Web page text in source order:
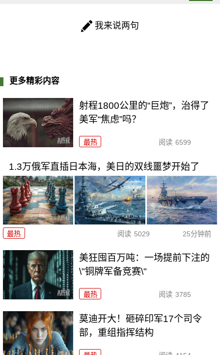
我来说两句
更多精彩内容
射程1800公里的“巨炮”，治得了
美军“焦虑”吗？
最热 阅读 6599
1.3万俄军直插日本海，美日的双线噩梦开始了
最热 阅读 5029 25分钟前
美狂囤百万吨：一场提前下注的
\"铜牌军备竞赛\"
最热 阅读 3785
莫迪开大！砸碎印军17个司令
部，重组指挥结构